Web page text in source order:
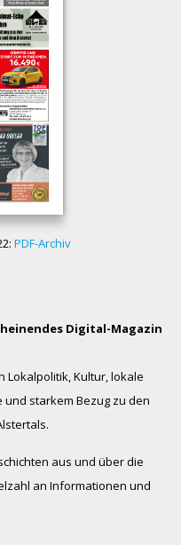
PDF-Archiv
Digital-Magazin
Lokalpolitik, Kultur, lokale
starkem Bezug zu den
aus und über die
an Informationen und